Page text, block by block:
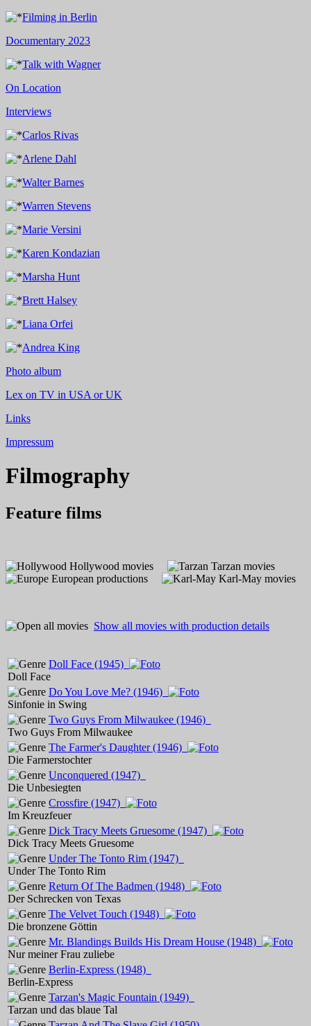
Filming in Berlin
Documentary 2023
Talk with Wagner
On Location
Interviews
Carlos Rivas
Arlene Dahl
Walter Barnes
Warren Stevens
Marie Versini
Karen Kondazian
Marsha Hunt
Brett Halsey
Liana Orfei
Andrea King
Photo album
Lex on TV in USA or UK
Links
Impressum
Filmography
Feature films
Hollywood movies
Tarzan movies
European productions
Karl-May movies
Show all movies with production details
Doll Face (1945)
Doll Face
Do You Love Me? (1946)
Sinfonie in Swing
Two Guys From Milwaukee (1946)
Two Guys From Milwaukee
The Farmer's Daughter (1946)
Die Farmerstochter
Unconquered (1947)
Die Unbesiegten
Crossfire (1947)
Im Kreuzfeuer
Dick Tracy Meets Gruesome (1947)
Dick Tracy Meets Gruesome
Under The Tonto Rim (1947)
Under The Tonto Rim
Return Of The Badmen (1948)
Der Schrecken von Texas
The Velvet Touch (1948)
Die bronzene Göttin
Mr. Blandings Builds His Dream House (1948)
Nur meiner Frau zuliebe
Berlin-Express (1948)
Berlin-Express
Tarzan's Magic Fountain (1949)
Tarzan und das blaue Tal